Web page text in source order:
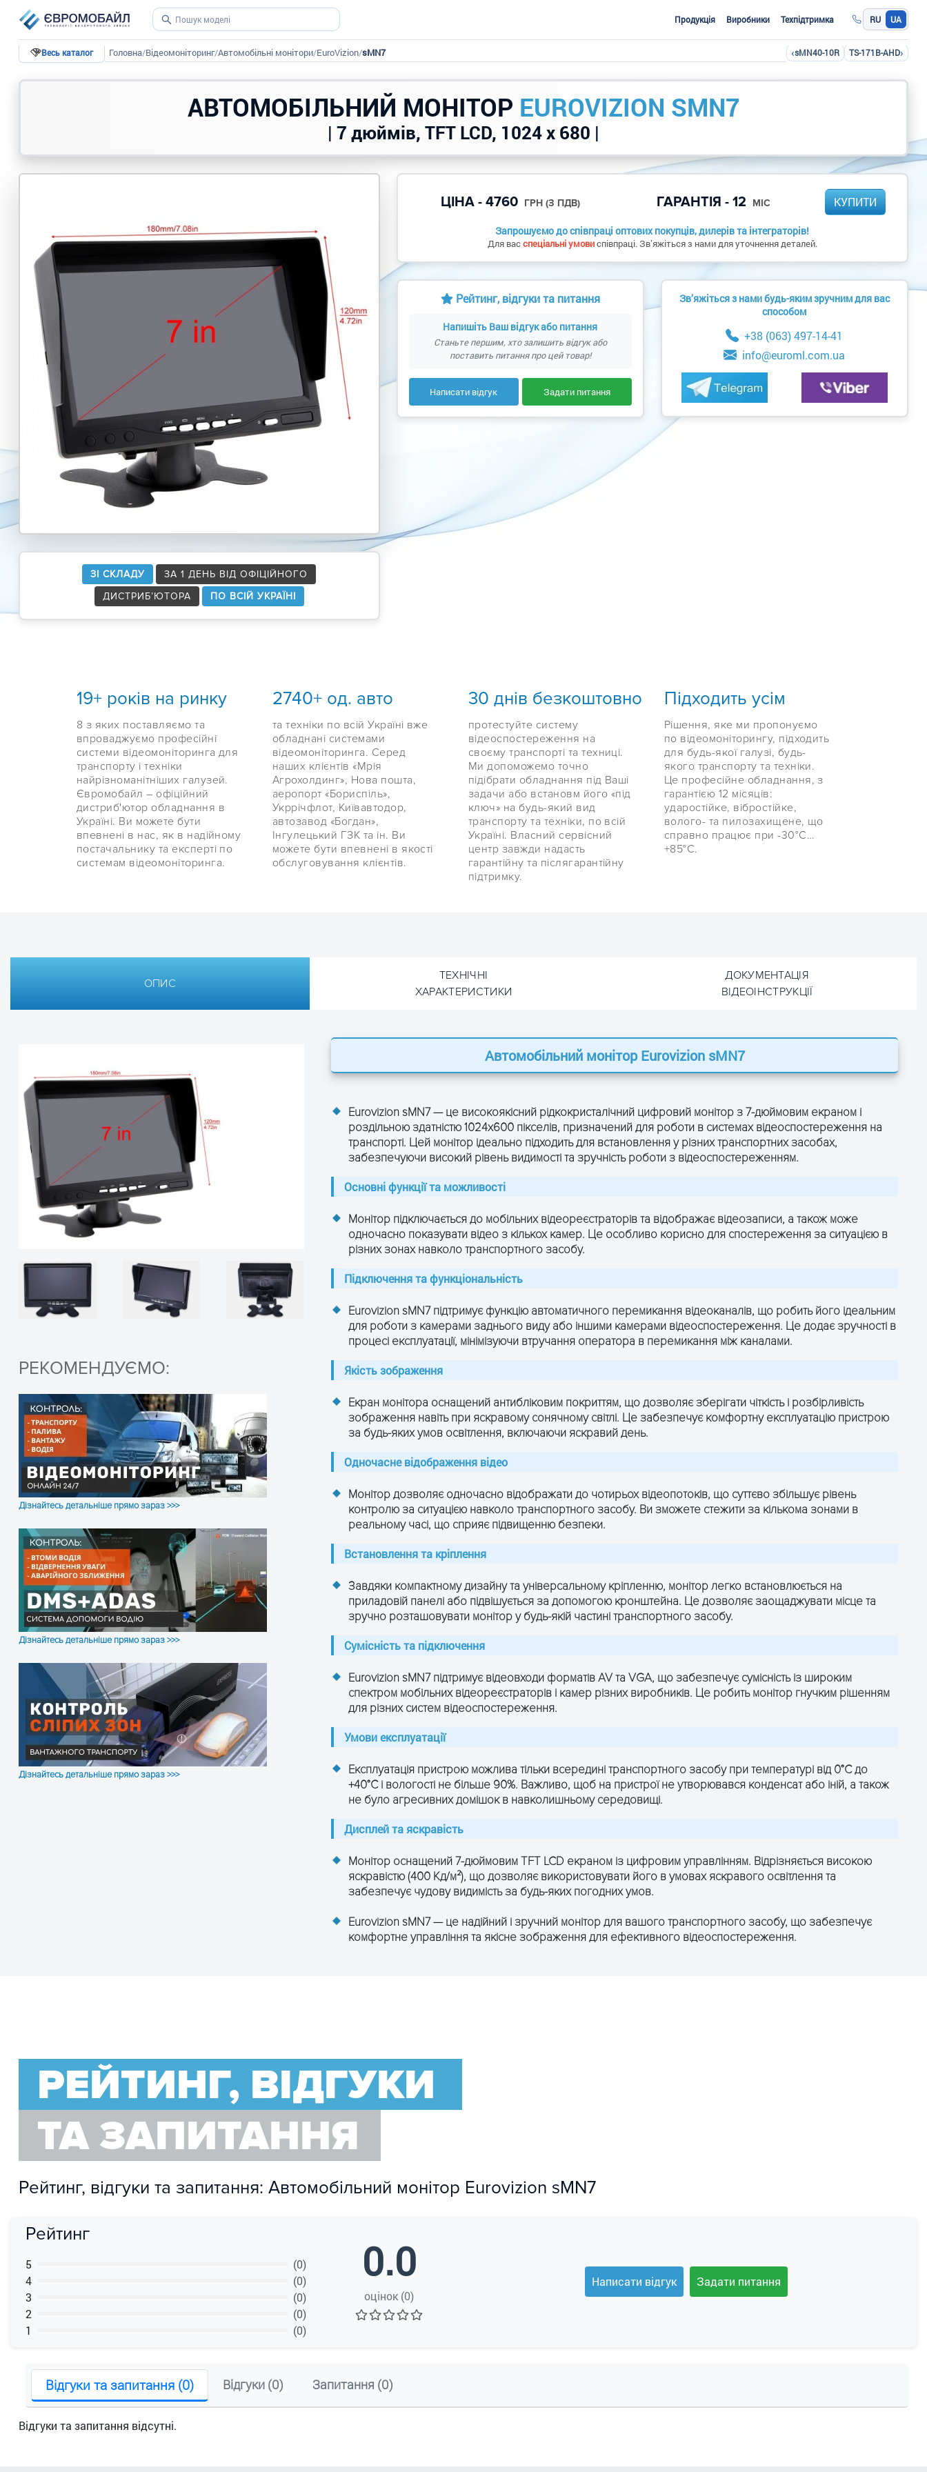
Продукція Виробники Техпідтримка RU UA
Весь каталог Головна/Відеомоніторинг/Автомобільні монітори/EuroVizion/sMN7 ‹sMN40-10R TS-171B-AHD›
АВТОМОБІЛЬНИЙ МОНІТОР EUROVIZION SMN7
| 7 дюймів, TFT LCD, 1024 x 680 |
ЗІ СКЛАДУ
ЗА 1 ДЕНЬ ВІД ОФІЦІЙНОГО
ДИСТРИБ’ЮТОРА
ПО ВСІЙ УКРАЇНІ
ЦІНА - 4760 ГРН (З ПДВ) ГАРАНТІЯ - 12 МІС КУПИТИ
Запрошуємо до співпраці оптових покупців, дилерів та інтеграторів!
Для васспеціальні умовиспівпраці. Звʼяжіться з нами для уточнення деталей.
Рейтинг, відгуки та питання
Напишіть Ваш відгук або питання
Станьте першим, хто залишить відгук або
поставить питання про цей товар!
Написати відгук Задати питання
Зв’яжіться з нами будь-яким зручним для вас
способом
+38 (063) 497-14-41
info@euroml.com.ua
19+ років на ринку
8 з яких поставляємо та
впроваджуємо професійні
системи відеомоніторинга для
транспорту і техніки
найрізноманітніших галузей.
Євромобайл – офіційний
дистриб'ютор обладнання в
Україні. Ви можете бути
впевнені в нас, як в надійному
постачальнику та експерті по
системам відеомоніторинга.
2740+ од. авто
та техніки по всій Україні вже
обладнані системами
відеомоніторинга. Серед
наших клієнтів «Мрія
Агрохолдинг», Нова пошта,
аеропорт «Бориспіль»,
Укррічфлот, Київавтодор,
автозавод «Богдан»,
Інгулецький ГЗК та ін. Ви
можете бути впевнені в якості
обслуговування клієнтів.
30 днів безкоштовно
протестуйте систему
відеоспостереження на
своєму транспорті та техниці.
Ми допоможемо точно
підібрати обладнання під Ваші
задачи або встановм його «під
ключ» на будь-який вид
транспорту та техніки, по всій
Україні. Власний сервісний
центр завжди надасть
гарантійну та післягарантійну
підтримку.
Підходить усім
Рішення, яке ми пропонуємо
по відеомоніторингу, підходить
для будь-якої галузі, будь-
якого транспорту та техніки.
Це професійне обладнання, з
гарантією 12 місяців:
ударостійке, вібростійке,
волого- та пилозахищене, що
справно працює при -30°C…
+85°С.
ОПИС
ТЕХНІЧНІ
ХАРАКТЕРИСТИКИ
ДОКУМЕНТАЦІЯ
ВІДЕОІНСТРУКЦІЇ
РЕКОМЕНДУЄМО:
Дізнайтесь детальніше прямо зараз >>>
Дізнайтесь детальніше прямо зараз >>>
Дізнайтесь детальніше прямо зараз >>>
Автомобільний моніторEurovizion sMN7
Eurovizion sMN7 — це високоякісний рідкокристалічний цифровий монітор з 7-дюймовим екраном і
роздільною здатністю 1024x600 пікселів, призначений для роботи в системах відеоспостереження на
транспорті. Цей монітор ідеально підходить для встановлення у різних транспортних засобах,
забезпечуючи високий рівень видимості та зручність роботи з відеоспостереженням.
Основні функції та можливості
Монітор підключається до мобільних відеореєстраторів та відображає відеозаписи, а також може
одночасно показувати відео з кількох камер. Це особливо корисно для спостереження за ситуацією в
різних зонах навколо транспортного засобу.
Підключення та функціональність
Eurovizion sMN7 підтримує функцію автоматичного перемикання відеоканалів, що робить його ідеальним
для роботи з камерами заднього виду або іншими камерами відеоспостереження. Це додає зручності в
процесі експлуатації, мінімізуючи втручання оператора в перемикання між каналами.
Якість зображення
Екран монітора оснащений антибліковим покриттям, що дозволяє зберігати чіткість і розбірливість
зображення навіть при яскравому сонячному світлі. Це забезпечує комфортну експлуатацію пристрою
за будь-яких умов освітлення, включаючи яскравий день.
Одночасне відображення відео
Монітор дозволяє одночасно відображати до чотирьох відеопотоків, що суттєво збільшує рівень
контролю за ситуацією навколо транспортного засобу. Ви зможете стежити за кількома зонами в
реальному часі, що сприяє підвищенню безпеки.
Встановлення та кріплення
Завдяки компактному дизайну та універсальному кріпленню, монітор легко встановлюється на
приладовій панелі або підвішується за допомогою кронштейна. Це дозволяє заощаджувати місце та
зручно розташовувати монітор у будь-якій частині транспортного засобу.
Сумісність та підключення
Eurovizion sMN7 підтримує відеовходи форматів AV та VGA, що забезпечує сумісність із широким
спектром мобільних відеореєстраторів і камер різних виробників. Це робить монітор гнучким рішенням
для різних систем відеоспостереження.
Умови експлуатації
Експлуатація пристрою можлива тільки всередині транспортного засобу при температурі від 0°С до
+40°C і вологості не більше 90%. Важливо, щоб на пристрої не утворювався конденсат або іній, а також
не було агресивних домішок в навколишньому середовищі.
Дисплей та яскравість
Монітор оснащений 7-дюймовим TFT LCD екраном із цифровим управлінням. Відрізняється високою
яскравістю (400 Кд/м²), що дозволяє використовувати його в умовах яскравого освітлення та
забезпечує чудову видимість за будь-яких погодних умов.
Eurovizion sMN7 — це надійний і зручний монітор для вашого транспортного засобу, що забезпечує
комфортне управління та якісне зображення для ефективного відеоспостереження.
Eurovizion sMN7
Розмір екрана 7” дюймів (16:9)
Роздільна здатність 1024 x 600
Відеосистема PAL/NTSC
Кути огляду 70°л/70°п/50°в/70°н
Яскравість 400 кд/м²
Відеовхід
Напруга живлення, В постійного струму 12 (9...36)
Габаритні розміри, мм 178 х 118 х 45
Розмір дисплея, мм
ЗАЛИШТЕ ЗАЯВКУ
▹ Документація оновлюється
ЗАЛИШТЕ ЗАЯВКУ
РЕЙТИНГ, ВІДГУКИ
ТА ЗАПИТАННЯ
Рейтинг, відгуки та запитання: Автомобільний монітор Eurovizion sMN7
Рейтинг
5
(0)
4
(0)
3
(0)
2
(0)
1
(0)
0.0
оцінок (0)
Написати відгук Задати питання
Відгуки та запитання (0) Відгуки (0) Запитання (0)
Відгуки та запитання відсутні.